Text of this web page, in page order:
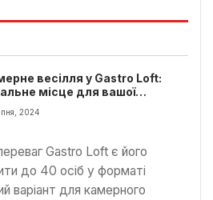
весілля у Gastro Loft:
місце для вашої
урочистості
2024
Gastro Loft є його
до 40 осіб у форматі
варіант для камерного